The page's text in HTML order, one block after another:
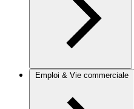
Emploi & Vie commerciale